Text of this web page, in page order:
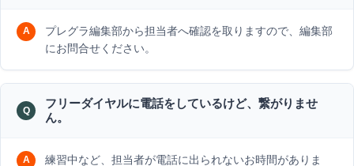
プレグラ編集部から担当者へ確認を取りますので、編集部
にお問合せください。
フリーダイヤルに電話をしているけど、繋がりませ
ん。
練習中など、担当者が電話に出られないお時間がありま